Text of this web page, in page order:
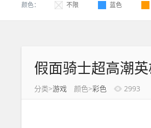
颜色： 不限 蓝色
假面骑士超高潮
分类>游戏 颜色>彩色 2993